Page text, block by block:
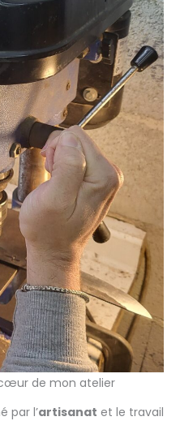
de mon atelier
par l’artisanat et le travail